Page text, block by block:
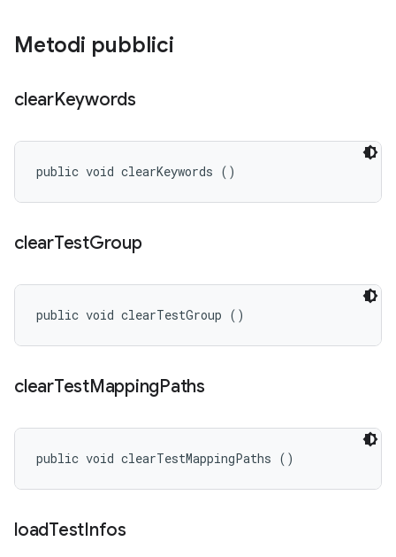
Metodi pubblici
clearKeywords
public void clearKeywords ()
clearTestGroup
public void clearTestGroup ()
clearTestMappingPaths
public void clearTestMappingPaths ()
loadTestInfos